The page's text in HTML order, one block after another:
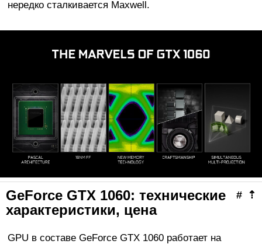
нередко сталкивается Maxwell.
⇡
#
GeForce GTX 1060: технические
характеристики, цена
GPU в составе GeForce GTX 1060 работает на